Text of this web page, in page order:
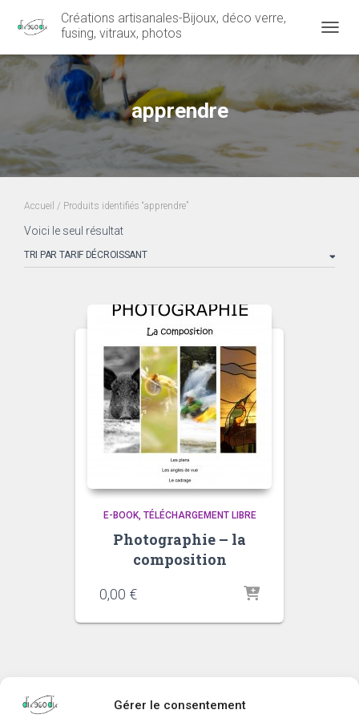
Gérer le consentement
Créations artisanales-Bijoux, déco verre,
fusing, vitraux, photos
apprendre
Accueil / Produits identifiés “apprendre”
Voici le seul résultat
E-BOOK TÉLÉCHARGEMENT LIBRE
Photographie – la
composition
0,00 €